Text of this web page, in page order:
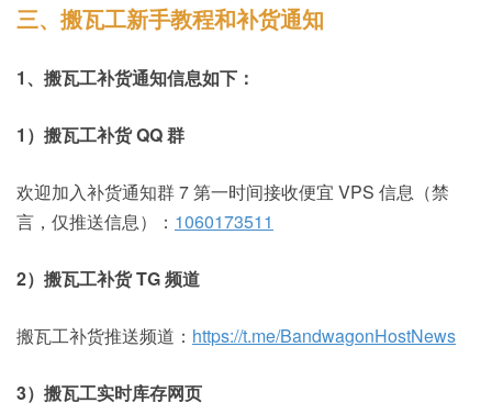
三、搬瓦工新手教程和补货通知
1、搬瓦工补货通知信息如下：
1）搬瓦工补货 QQ 群
欢迎加入补货通知群 7 第一时间接收便宜 VPS 信息（禁
言，仅推送信息）： 1060173511
2）搬瓦工补货 TG 频道
搬瓦工补货推送频道： https://t.me/BandwagonHostNews
3）搬瓦工实时库存网页